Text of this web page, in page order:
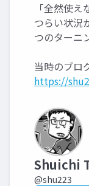
「全然使
つらい状況
つのターニ
当時のブロ
https://
Shuichi
@shu223